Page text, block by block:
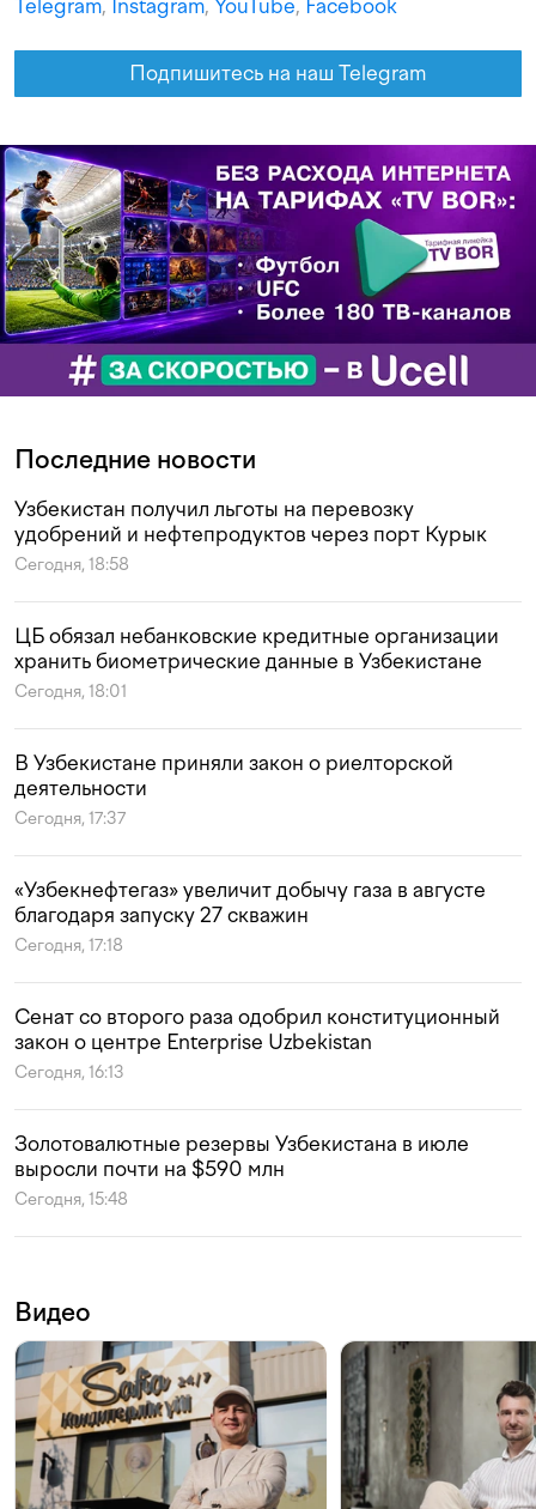
Telegram, Instagram, YouTube, Facebook
Подпишитесь на наш Telegram
Последние новости
Узбекистан получил льготы на перевозку
удобрений и нефтепродуктов через порт Курык
Сегодня, 18:58
ЦБ обязал небанковские кредитные организации
хранить биометрические данные в Узбекистане
Сегодня, 18:01
В Узбекистане приняли закон о риелторской
деятельности
Сегодня, 17:37
«Узбекнефтегаз» увеличит добычу газа в августе
благодаря запуску 27 скважин
Сегодня, 17:18
Сенат со второго раза одобрил конституционный
закон о центре Enterprise Uzbekistan
Сегодня, 16:13
Золотовалютные резервы Узбекистана в июле
выросли почти на $590 млн
Сегодня, 15:48
Видео